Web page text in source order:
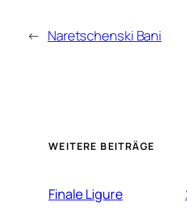
← Naretschenski Bani
WEITERE BEITRÄGE
Finale Ligure